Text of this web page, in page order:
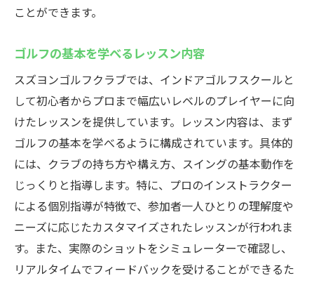
ことができます。
ゴルフの基本を学べるレッスン内容
スズヨンゴルフクラブでは、インドアゴルフスクールと
して初心者からプロまで幅広いレベルのプレイヤーに向
けたレッスンを提供しています。レッスン内容は、まず
ゴルフの基本を学べるように構成されています。具体的
には、クラブの持ち方や構え方、スイングの基本動作を
じっくりと指導します。特に、プロのインストラクター
による個別指導が特徴で、参加者一人ひとりの理解度や
ニーズに応じたカスタマイズされたレッスンが行われま
す。また、実際のショットをシミュレーターで確認し、
リアルタイムでフィードバックを受けることができるた